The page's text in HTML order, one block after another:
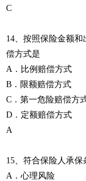
C
14、按照保险金额
偿方式是
A．比例赔偿方式
B．限额赔偿方式
C．第一危险赔偿方
D．定额赔偿方式
A
15、符合保险人承
A．心理风险